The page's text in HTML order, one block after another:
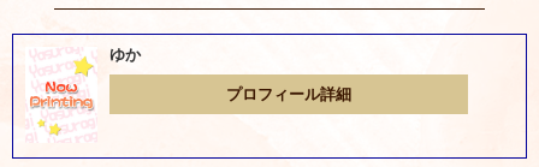
ゆか
プロフィール詳細